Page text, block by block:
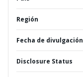
Región
Fecha de divulgación
Disclosure Status